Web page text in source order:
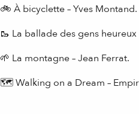
🚲 À bicyclette – Yves Montand.
🥾 La ballade des gens
🌱 La montagne – Jean Ferrat.
🗺 Walking on a Dream –